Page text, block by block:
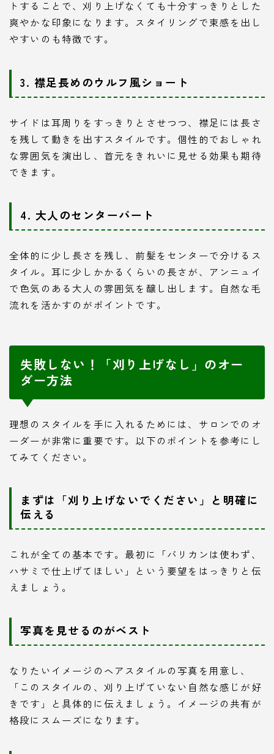
トすることで、刈り上げなくても十分すっきりとした
爽やかな印象になります。スタイリングで束感を出し
やすいのも特徴です。
3. 襟足長めのウルフ風ショート
サイドは耳周りをすっきりとさせつつ、襟足には長さ
を残して動きを出すスタイルです。個性的でおしゃれ
な雰囲気を演出し、首元をきれいに見せる効果も期待
できます。
4. 大人のセンターパート
全体的に少し長さを残し、前髪をセンターで分けるス
タイル。耳に少しかかるくらいの長さが、アンニュイ
で色気のある大人の雰囲気を醸し出します。自然な毛
流れを活かすのがポイントです。
失敗しない！「刈り上げなし」のオー
ダー方法
理想のスタイルを手に入れるためには、サロンでのオ
ーダーが非常に重要です。以下のポイントを参考にし
てみてください。
まずは「刈り上げないでください」と明確に
伝える
これが全ての基本です。最初に「バリカンは使わず、
ハサミで仕上げてほしい」という要望をはっきりと伝
えましょう。
写真を見せるのがベスト
なりたいイメージのヘアスタイルの写真を用意し、
「このスタイルの、刈り上げていない自然な感じが好
きです」と具体的に伝えましょう。イメージの共有が
格段にスムーズになります。